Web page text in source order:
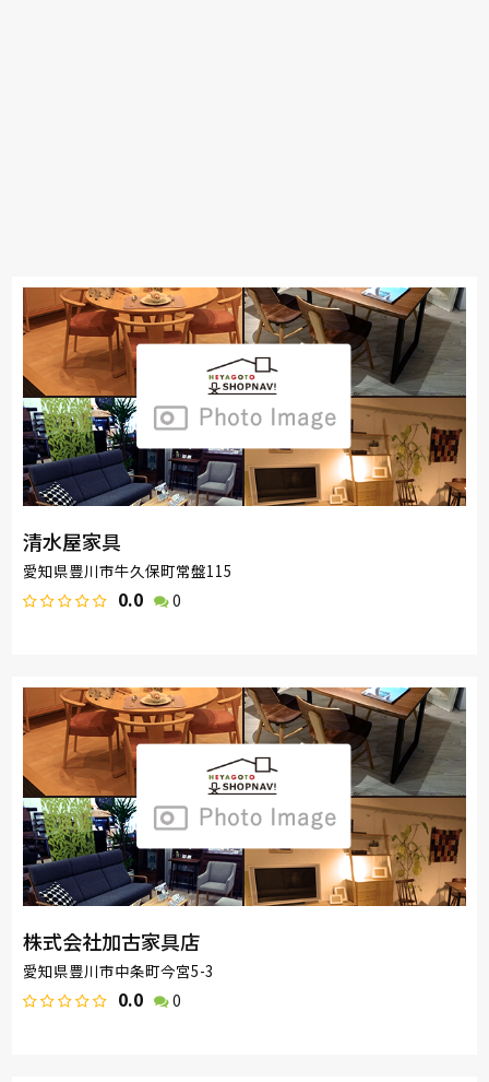
清水屋家具
愛知県豊川市牛久保町常盤115
0.0 0
株式会社加古家具店
愛知県豊川市中条町今宮5-3
0.0 0